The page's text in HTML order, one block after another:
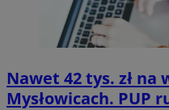
Nawet 42 tys. zł na
Mysłowicach. PUP